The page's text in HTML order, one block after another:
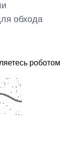
обхода
роботом